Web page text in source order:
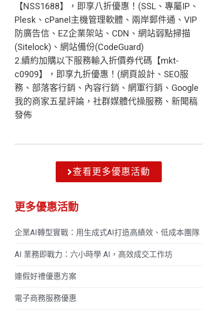
【NSS1688】，即享八折優惠！(SSL、專屬IP、
Plesk、cPanel主機管理軟體、兩岸郵件通、VIP
防廣告信、EZ企業架站、CDN、網站弱點掃描
(Sitelock)、網站備份(CodeGuard)
2.續約加購以下服務輸入折價券代碼【mkt-
c0909】，即享九折優惠！(網頁設計、SEO服
務、部落客行銷、內容行銷、網軍行銷、Google
我的商家五星評論，社群媒體代操服務、新聞稿
發佈
查看更多優惠活動
更多優惠活動
企業AI轉型實戰：用生成式AI打造高績效、低成本團隊
AI 業務即戰力：六小時學 AI，高效成交工作坊
連假好禮優惠方案
電子商務服務優惠